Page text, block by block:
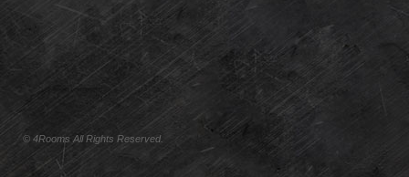
© 4Rooms All Rights Reserved.